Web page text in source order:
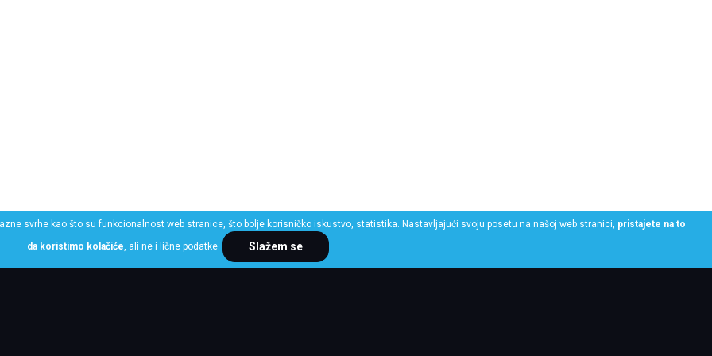
svrhe kao što su funkcionalnost web stranice, što bolje korisničko iskustvo, statistika. Nastavljajući svoju posetu na našoj web stranici, pristajete na to
da koristimo kolačiće , ali ne i lične podatke. Slažem se